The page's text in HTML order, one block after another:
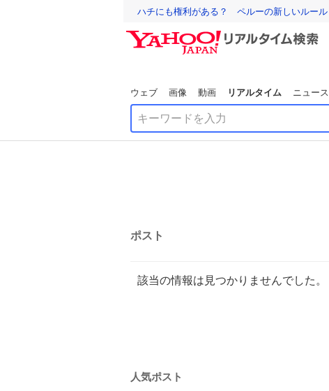
ハチにも権利がある？ ペルーの新しいルール
ウェブ 画像 動画 リアルタイム ニュース
ポスト
該当の情報は見つかりませんでした。
人気ポスト